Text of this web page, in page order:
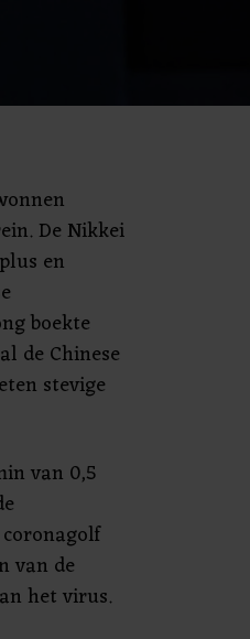
De Nikkei
en
boekte
de Chinese
stevige
van 0,5
van de
het virus.